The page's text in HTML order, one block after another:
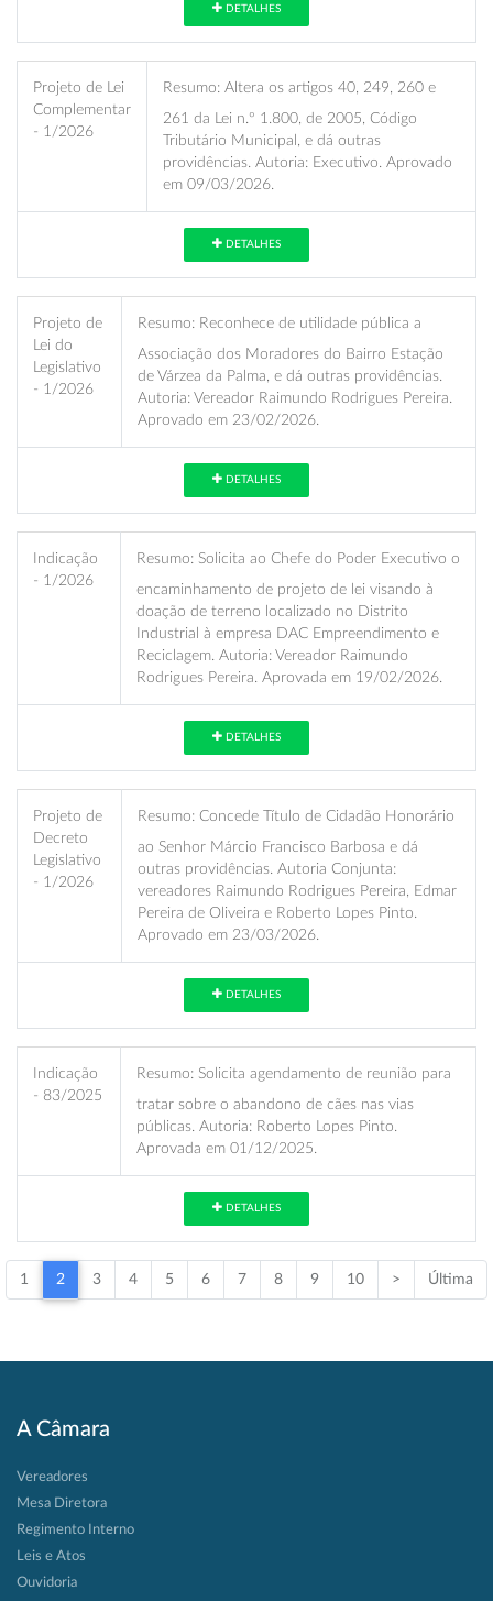
DETALHES
Projeto de Lei
Complementar
- 1/2026
Resumo: Altera os artigos 40, 249, 260 e
261 da Lei n.º 1.800, de 2005, Código
Tributário Municipal, e dá outras
providências. Autoria: Executivo. Aprovado
em 09/03/2026.
DETALHES
Projeto de
Lei do
Legislativo
- 1/2026
Resumo: Reconhece de utilidade pública a
Associação dos Moradores do Bairro Estação
de Várzea da Palma, e dá outras providências.
Autoria: Vereador Raimundo Rodrigues Pereira.
Aprovado em 23/02/2026.
DETALHES
Indicação
- 1/2026
Resumo: Solicita ao Chefe do Poder Executivo o
encaminhamento de projeto de lei visando à
doação de terreno localizado no Distrito
Industrial à empresa DAC Empreendimento e
Reciclagem. Autoria: Vereador Raimundo
Rodrigues Pereira. Aprovada em 19/02/2026.
DETALHES
Projeto de
Decreto
Legislativo
- 1/2026
Resumo: Concede Título de Cidadão Honorário
ao Senhor Márcio Francisco Barbosa e dá
outras providências. Autoria Conjunta:
vereadores Raimundo Rodrigues Pereira, Edmar
Pereira de Oliveira e Roberto Lopes Pinto.
Aprovado em 23/03/2026.
DETALHES
Indicação
- 83/2025
Resumo: Solicita agendamento de reunião para
tratar sobre o abandono de cães nas vias
públicas. Autoria: Roberto Lopes Pinto.
Aprovada em 01/12/2025.
DETALHES
1 2 3 4 5 6 7 8 9 10 > Última
A Câmara
Vereadores
Mesa Diretora
Regimento Interno
Leis e Atos
Ouvidoria